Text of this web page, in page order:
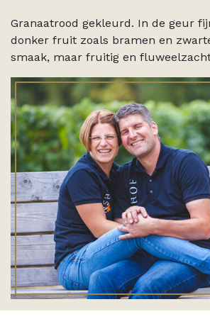
Granaatrood gekleurd. In de geur
donker fruit zoals bramen en
smaak, maar fruitig en